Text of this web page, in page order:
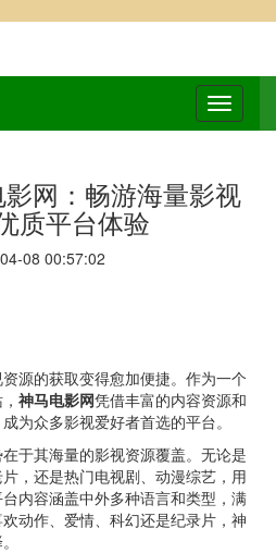
网：畅游海量影视
质平台体验
08 00:57:02
源的获取变得愈加便捷。作为一个
神马电影网凭借丰富的内容资源和
为众多影视爱好者首选的平台。
于其海量的影视资源覆盖。无论是
，还是热门电视剧、动漫综艺，用
内容涵盖中外多种语言和类型，满
动作、爱情、科幻还是纪录片，神